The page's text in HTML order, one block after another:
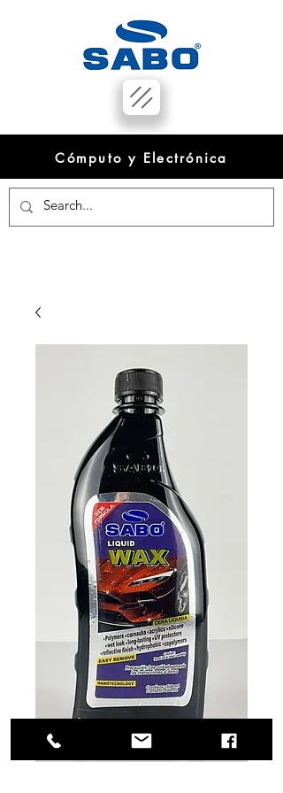
Cómputo y Electrónica